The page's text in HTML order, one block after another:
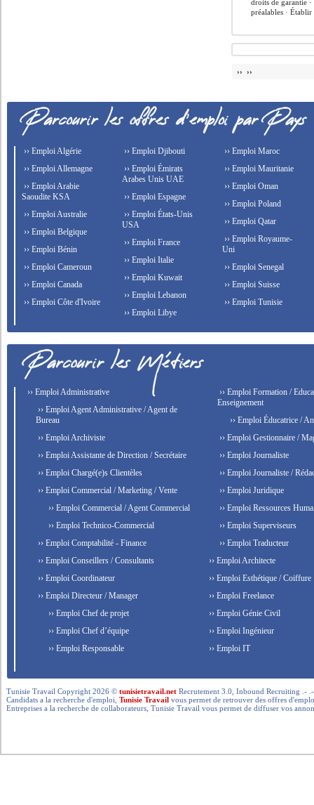
droits de garantie
préalables · Établir
›› ››
›› Emploi Algérie
›› Emploi Allemagne
›› Emploi Arabie
Saoudite KSA
›› Emploi Australie
›› Emploi Belgique
›› Emploi Bénin
›› Emploi Cameroun
›› Emploi Canada
›› Emploi Côte d'Ivoire
›› Emploi Djibouti
›› Emploi Émirats
Arabes Unis UAE
›› Emploi Espagne
›› Emploi États-Unis
USA
›› Emploi France
›› Emploi Italie
›› Emploi Kuwait
›› Emploi Lebanon
›› Emploi Libye
›› Emploi Maroc
›› Emploi Mauritanie
›› Emploi Oman
›› Emploi Poland
›› Emploi Qatar
›› Emploi Royaume-
Uni
›› Emploi Senegal
›› Emploi Suisse
›› Emploi Tunisie
›› Emploi Administrative
›› Emploi Agent Administrative / Agent de
Bureau
›› Emploi Archiviste
›› Emploi Assistante de Direction / Secrétaire
›› Emploi Chargé(e)s Clientèles
›› Emploi Commercial / Marketing / Vente
›› Emploi Commercial / Agent Commercial
›› Emploi Technico-Commercial
›› Emploi Comptabilité - Finance
›› Emploi Conseillers / Consultants
›› Emploi Coordinateur
›› Emploi Directeur / Manager
›› Emploi Chef de projet
›› Emploi Chef d’équipe
›› Emploi Responsable
›› Emploi Formation /
Enseignement
›› Emploi Éducatrice /
›› Emploi Gestionnaire /
›› Emploi Journaliste
›› Emploi Journaliste /
›› Emploi Juridique
›› Emploi Ressources
›› Emploi Superviseurs
›› Emploi Traducteur
›› Emploi Architecte
›› Emploi Esthétique / Coiffure
›› Emploi Freelance
›› Emploi Génie Civil
›› Emploi Ingénieur
›› Emploi IT
Tunisie Travail Copyright 2026 ©tunisietravail.net Recrutement 3.0, Inbound Recruiting .-
Candidats a la recherche d'emploi,Tunisie Travail vous permet de retrouver des offres
Entreprises a la recherche de collaborateurs, Tunisie Travail vous permet de diffuser vos